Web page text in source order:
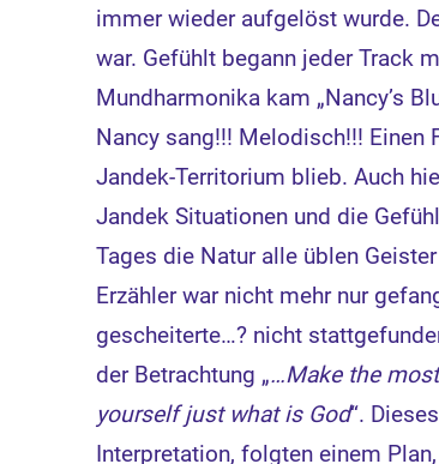
immer wieder aufgelöst wurde.
war. Gefühlt begann jeder Track
Mundharmonika kam „Nancy’s
Nancy sang!!! Melodisch!!! Einen
Jandek-Territorium blieb. Auch
Jandek Situationen und die
Tages die Natur alle üblen
Erzähler war nicht mehr nur
gescheiterte…? nicht
der Betrachtung „…Make the
yourself just what is God“.
Interpretation, folgten einem